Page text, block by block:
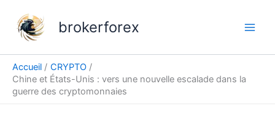
contenu
brokerforex
Accueil
CRYPTO
Chine et États-Unis : vers une nouvelle escalade dans la
guerre des cryptomonnaies